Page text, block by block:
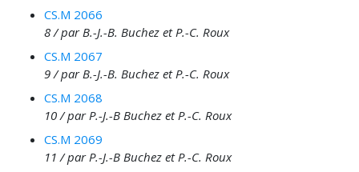
CS.M 2066
8 / par B.-J.-B. Buchez et P.-C. Roux
CS.M 2067
9 / par B.-J.-B. Buchez et P.-C. Roux
CS.M 2068
10 / par P.-J.-B Buchez et P.-C. Roux
CS.M 2069
11 / par P.-J.-B Buchez et P.-C. Roux